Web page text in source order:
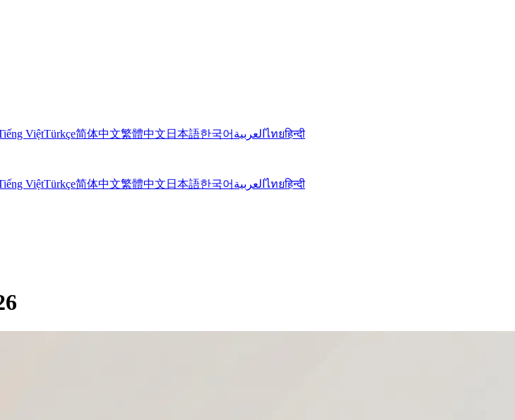
ViệtTürkçe简体中文繁體中文 日本語한국어 العربيةไทยहिन्दी
ViệtTürkçe简体中文繁體中文 日本語한국어 العربيةไทยहिन्दी